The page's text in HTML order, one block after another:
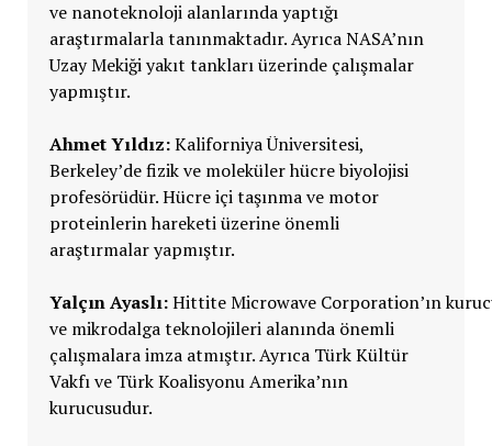
ve nanoteknoloji alanlarında yaptığı
araştırmalarla tanınmaktadır. Ayrıca NASA’nın
Uzay Mekiği yakıt tankları üzerinde çalışmalar
yapmıştır.
Ahmet Yıldız:Kaliforniya Üniversitesi,
Berkeley’de fizik ve moleküler hücre biyolojisi
profesörüdür. Hücre içi taşınma ve motor
proteinlerin hareketi üzerine önemli
araştırmalar yapmıştır.
Yalçın Ayaslı:Hittite Microwave Corporation’ın
ve mikrodalga teknolojileri alanında önemli
çalışmalara imza atmıştır. Ayrıca Türk Kültür
Vakfı ve Türk Koalisyonu Amerika’nın
kurucusudur.